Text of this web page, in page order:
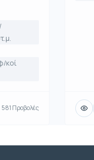
κοί
581 Προβολές